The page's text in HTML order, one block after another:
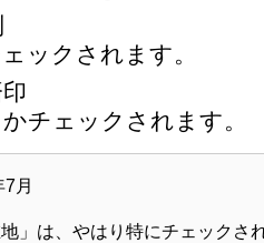
ックされます。
チェックされます。
月
地」は、やはり特にチェックさ